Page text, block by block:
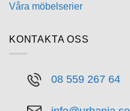
Våra möbelserier
KONTAKTA OSS
08 559 267 64